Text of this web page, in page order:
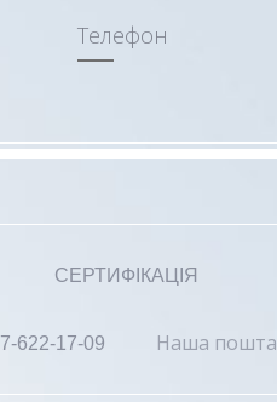
Телефон
СЕРТИФІКАЦІЯ
622-17-09 Наша пошта